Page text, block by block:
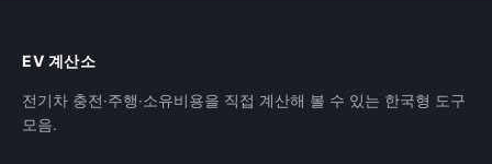
EV 계산소
전기차 충전·주행·소유비용을 직접 계산해 볼 수 있는 한국형 도구
모음.